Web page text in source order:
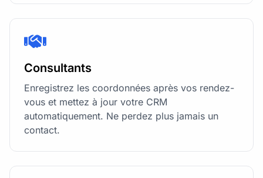
Consultants
Enregistrez les coordonnées après vos rendez-
vous et mettez à jour votre CRM
automatiquement. Ne perdez plus jamais un
contact.